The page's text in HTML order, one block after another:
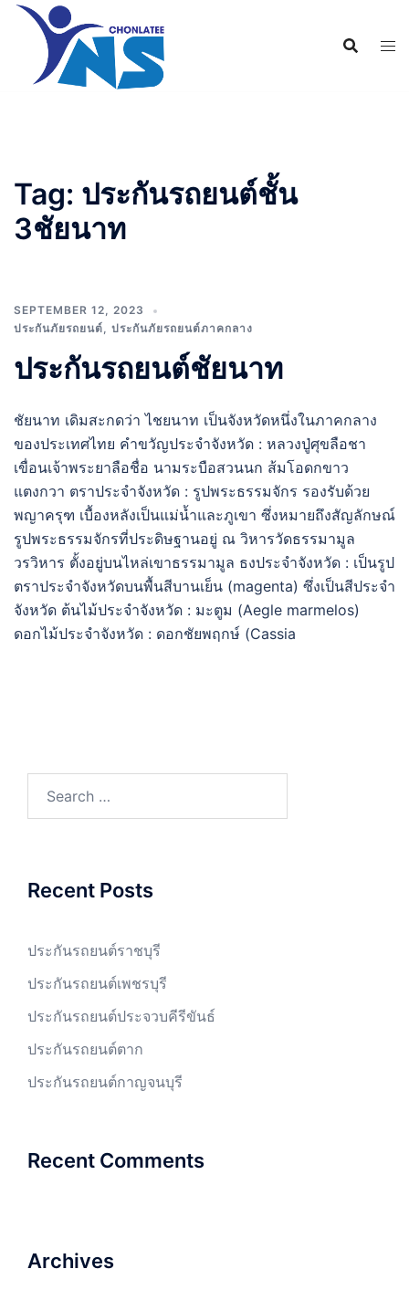
Tag: ประกันรถยนต์ชั้น
3ชัยนาท
SEPTEMBER 12, 2023
ประกันภัยรถยนต์, ประกันภัยรถยนต์ภาคกลาง
ประกันรถยนต์ชัยนาท
ชัยนาท เดิมสะกดว่า ไชยนาท เป็นจังหวัดหนึ่งในภาคกลาง
ของประเทศไทย คำขวัญประจำจังหวัด : หลวงปู่ศุขลือชา
เขื่อนเจ้าพระยาลือชื่อ นามระบือสวนนก ส้มโอดกขาว
แตงกวา ตราประจำจังหวัด : รูปพระธรรมจักร รองรับด้วย
พญาครุฑ เบื้องหลังเป็นแม่น้ำและภูเขา ซึ่งหมายถึงสัญลักษณ์
รูปพระธรรมจักรที่ประดิษฐานอยู่ ณ วิหารวัดธรรมามูล
วรวิหาร ตั้งอยู่บนไหล่เขาธรรมามูล ธงประจำจังหวัด : เป็นรูป
ตราประจำจังหวัดบนพื้นสีบานเย็น (magenta) ซึ่งเป็นสีประจำ
จังหวัด ต้นไม้ประจำจังหวัด : มะตูม (Aegle marmelos)
ดอกไม้ประจำจังหวัด : ดอกชัยพฤกษ์ (Cassia
Recent Posts
ประกันรถยนต์ราชบุรี
ประกันรถยนต์เพชรบุรี
ประกันรถยนต์ประจวบคีรีขันธ์
ประกันรถยนต์ตาก
ประกันรถยนต์กาญจนบุรี
Recent Comments
Archives